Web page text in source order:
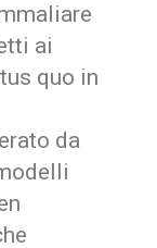
ai
quo in
da